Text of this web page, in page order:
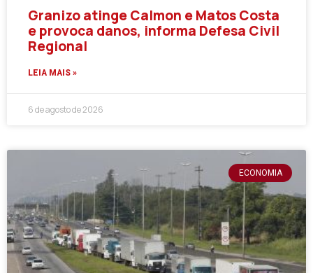
Granizo atinge Calmon e Matos Costa
e provoca danos, informa Defesa Civil
Regional
LEIA MAIS »
6 de agosto de 2026
ECONOMIA